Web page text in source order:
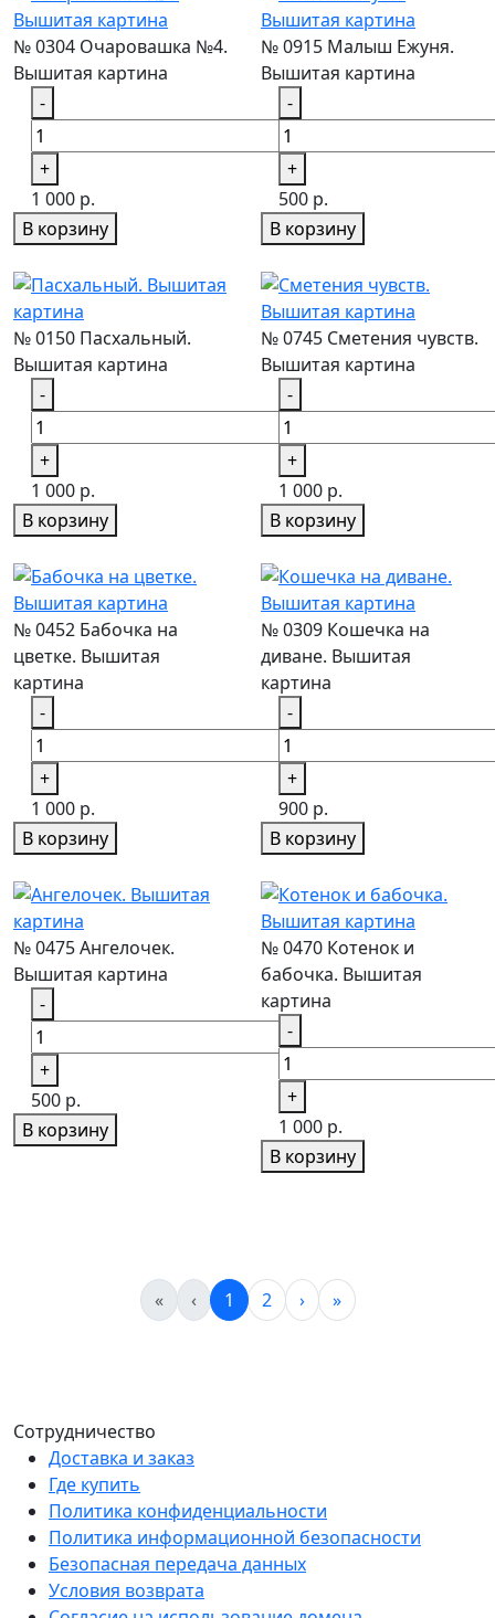
№ 0304 Очаровашка №4.
Вышитая картина
-
+
1 000 р.
В корзину
№ 0915 Малыш Ежуня.
Вышитая картина
-
+
500 р.
В корзину
№ 0150 Пасхальный.
Вышитая картина
-
+
1 000 р.
В корзину
№ 0745 Сметения чувств.
Вышитая картина
-
+
1 000 р.
В корзину
№ 0452 Бабочка на
цветке. Вышитая
картина
-
+
1 000 р.
В корзину
№ 0309 Кошечка на
диване. Вышитая
картина
-
+
900 р.
В корзину
№ 0475 Ангелочек.
Вышитая картина
-
+
500 р.
В корзину
№ 0470 Котенок и
бабочка. Вышитая
картина
-
+
1 000 р.
В корзину
« ‹ 1 2 › »
Сотрудничество
Доставка и заказ
Где купить
Политика конфиденциальности
Политика информационной безопасности
Безопасная передача данных
Условия возврата